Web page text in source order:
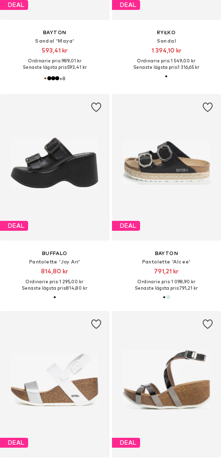
DEAL
BAYTON
Sandal 'Maya'
593,41 kr
Ordinarie pris: 989,01 kr
Senaste lägsta pris:593,41 kr
+8
DEAL
RYŁKO
Sandal
1 394,10 kr
Ordinarie pris: 1 549,00 kr
Senaste lägsta pris:1 316,65 kr
DEAL
BUFFALO
Pantolette 'Joy Ari'
814,80 kr
Ordinarie pris: 1 295,00 kr
Senaste lägsta pris:814,80 kr
DEAL
BAYTON
Pantolette 'Alcee'
791,21 kr
Ordinarie pris: 1 098,90 kr
Senaste lägsta pris:791,21 kr
DEAL DEAL